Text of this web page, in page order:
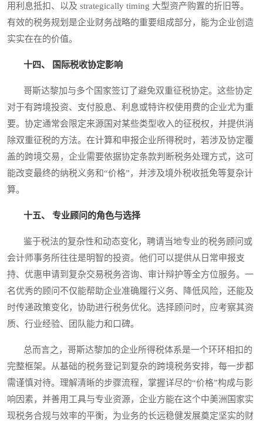
用利息抵扣、以及 strategically timing 大型资产购置的折旧等。
有效的税务规划是企业财务战略的重要组成部分，能为企业创造
实实在在的价值。
十四、 国际税收协定影响
哥斯达黎加与多个国家签订了避免双重征税协定。这些协定
对于有跨境投资、支付股息、利息或特许权使用费的企业尤为重
要。协定通常会限定来源国对某些类型收入的征税权，并提供消
除双重征税的方法。在计算和申报企业所得税时，若涉及协定覆
盖的跨境交易，企业需要依据协定条款判断税务处理方式，这可
能改变最终的纳税义务和“价格”，并涉及境外税收抵免等复杂计
算。
十五、 专业顾问的角色与选择
鉴于税法的复杂性和动态变化，聘请当地专业的税务顾问或
会计师事务所往往是明智的投资。他们可以提供从日常申报支
持、优惠申请到复杂交易税务咨询、审计辩护等全方位服务。一
名优秀的顾问不仅能帮助企业准确履行义务、降低风险，还能及
时传递政策变化，协助进行税务优化。选择顾问时，应考察其资
质、行业经验、团队能力和口碑。
总而言之，哥斯达黎加的企业所得税体系是一个环环相扣的
完整框架。从基础的税务登记到复杂的跨境税务安排，每一步都
需谨慎对待。理解清晰的步骤流程，掌握详尽的“价格”构成与影
响因素，并善用工具与专业资源，企业方能在这个中美洲国家实
现税务合规与效率的平衡，为业务的长远稳健发展奠定坚实的财